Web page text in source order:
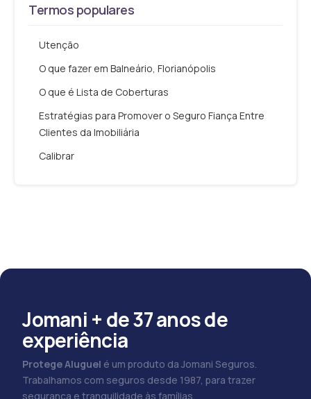
Termos populares
Utenção
O que fazer em Balneário, Florianópolis
O que é Lista de Coberturas
Estratégias para Promover o Seguro Fiança Entre
Clientes da Imobiliária
Calibrar
Jomani + de 37 anos de
experiência
Protege Aluguel é um produto da Jomani Seguros.
Trabalhamos com seguros desde 1987, para trazer
segurança e tranquilidade às famílias.